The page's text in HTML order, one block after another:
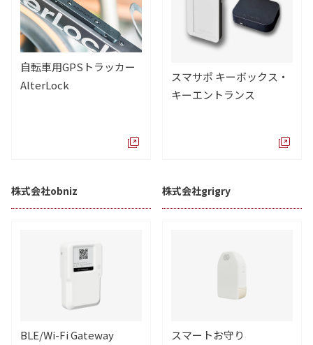
自転車用GPSトラッカー
AlterLock
スマサポ キーボックス・
キーエントランス
株式会社obniz
BLE/Wi-Fi Gateway
株式会社grigry
スマートお守り